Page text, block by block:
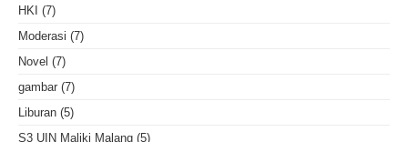
HKI (7)
Moderasi (7)
Novel (7)
gambar (7)
Liburan (5)
S3 UIN Maliki Malang (5)